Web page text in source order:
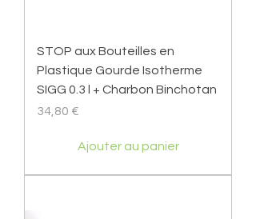
STOP aux Bouteilles en
Plastique Gourde Isotherme
SIGG 0.3 l + Charbon Binchotan
Prix
34,80 €
Ajouter au panier